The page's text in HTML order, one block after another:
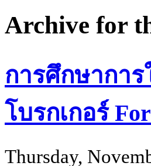
Archive for
การศึกษากา
โบรกเกอร์
Thursday,